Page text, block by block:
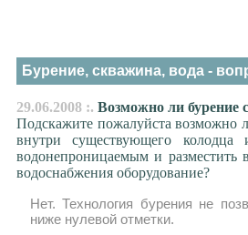
Бурение, скважина, вода -
29.06.2008 :. Возможно ли бурение
Подскажите пожалуйста возможно
внутри существующего колодца
водонепроницаемым и разместить
водоснабжения оборудование?
Нет. Технология бурения не
ниже нулевой отметки.